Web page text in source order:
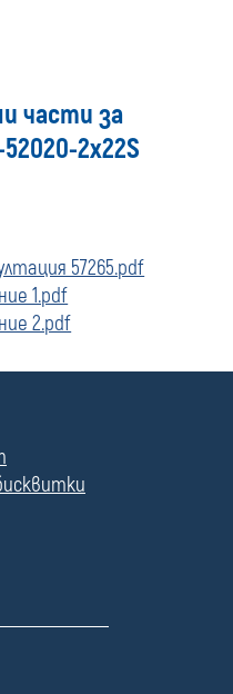
части за
2х22S
57265.pdf
1.pdf
2.pdf